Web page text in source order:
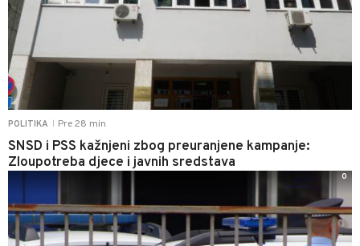
POLITIKA Pre 28 min
SNSD i PSS kažnjeni zbog preuranjene kampanje:
Zloupotreba djece i javnih sredstava
0